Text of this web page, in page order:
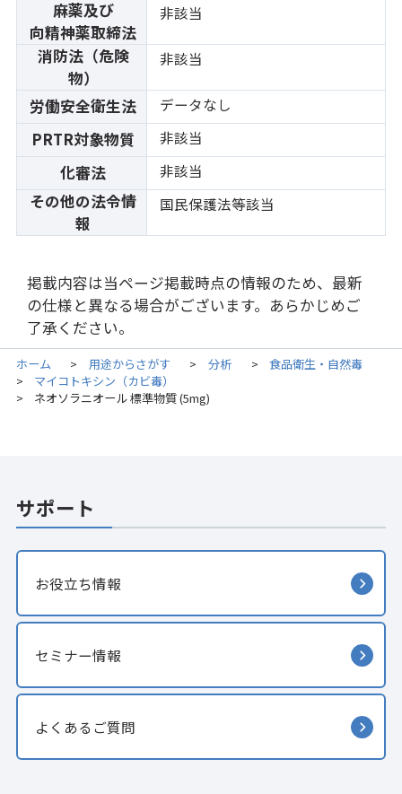
麻薬及び
向精神薬取締法
非該当
消防法（危険
物）
非該当
労働安全衛生法 データなし
PRTR対象物質 非該当
化審法 非該当
その他の法令情
報
国民保護法等該当
掲載内容は当ページ掲載時点の情報のため、最新
の仕様と異なる場合がございます。あらかじめご
了承ください。
ホーム > 用途からさがす > 分析 > 食品衛生・自然毒
> マイコトキシン（カビ毒）
> ネオソラニオール 標準物質 (5mg)
サポート
お役立ち情報
セミナー情報
よくあるご質問